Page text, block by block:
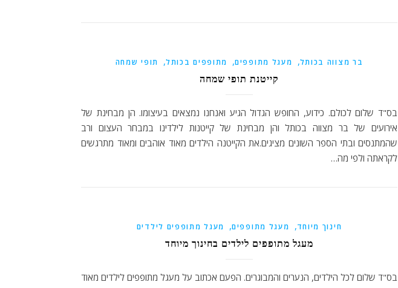
בר מצווה בכותל, מעגל מתופפים, מתופפים בכותל, תופי שמחה
קייטנת תופי שמחה
בס"ד שלום לכולם. כידוע, החופש הגדול הגיע ואנחנו נמצאים בעיצומו. הן מבחינת של
אירועים של בר מצווה בכותל והן מבחינת של קייטנות לילדינו במבחר העצום ורב
שהמתנסים ובתי הספר השונים מציגים.את הקייטנה הילדים מאוד אוהבים ומאוד מתרגשים
לקראתה ולפי מה…
חינוך מיוחד, מעגל מתופפים, מעגל מתופפים לילדים
מעגל מתופפים לילדים בחינוך מיוחד
בס"ד שלום לכל הילדים, הנערים והמבוגרים. הפעם אכתוב על מעגל מתופפים לילדים מאוד